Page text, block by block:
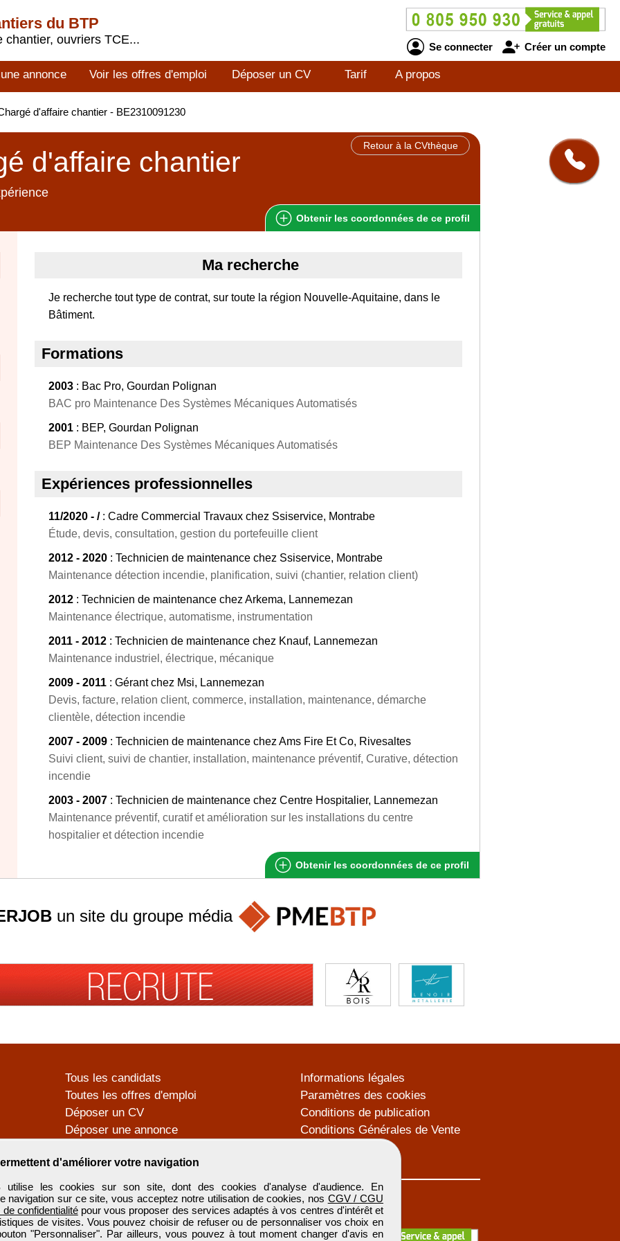
du BTP
chantier, ouvriers TCE...
Se connecter Créer un compte
annonce Voir les offres d'emploi Déposer un CV Tarif A propos
d'affaire chantier - BE2310091230
Retour à la CVthèque
d'affaire chantier
Obtenir les coordonnées de ce profil
Ma recherche
Je recherche tout type de contrat, sur toute la région Nouvelle-Aquitaine, dans le
Bâtiment.
Formations
2003 : Bac Pro, Gourdan Polignan
BAC pro Maintenance Des Systèmes Mécaniques Automatisés
2001 : BEP, Gourdan Polignan
BEP Maintenance Des Systèmes Mécaniques Automatisés
Expériences professionnelles
11/2020 - /: Cadre Commercial Travaux chez Ssiservice, Montrabe
Étude, devis, consultation, gestion du portefeuille client
2012 - 2020 : Technicien de maintenance chez Ssiservice, Montrabe
Maintenance détection incendie, planification, suivi (chantier, relation client)
2012 : Technicien de maintenance chez Arkema, Lannemezan
Maintenance électrique, automatisme, instrumentation
2011 - 2012 : Technicien de maintenance chez Knauf, Lannemezan
Maintenance industriel, électrique, mécanique
2009 - 2011 : Gérant chez Msi, Lannemezan
Devis, facture, relation client, commerce, installation, maintenance, démarche
clientèle, détection incendie
2007 - 2009 : Technicien de maintenance chez Ams Fire Et Co, Rivesaltes
Suivi client, suivi de chantier, installation, maintenance préventif, Curative, détection
incendie
2003 - 2007 : Technicien de maintenance chez Centre Hospitalier, Lannemezan
Maintenance préventif, curatif et amélioration sur les installations du centre
hospitalier et détection incendie
Obtenir les coordonnées de ce profil
d'améliorer votre navigation
utilise les cookies sur son site, dont des cookies d'analyse d'audience. En
navigation sur ce site, vous acceptez notre utilisation de cookies, nos CGV / CGU
de confidentialitépour vous proposer des services adaptés à vos centres d'intérêt et
de visites. Vous pouvez choisir de refuser ou de personnaliser vos choix en
"Personnaliser". Par ailleurs, vous pouvez à tout moment changer d'avis en
un site du groupe média
Tous les candidats
Toutes les offres d'emploi
Déposer un CV
Déposer une annonce
Informations légales
Paramètres des cookies
Conditions de publication
Conditions Générales de Vente